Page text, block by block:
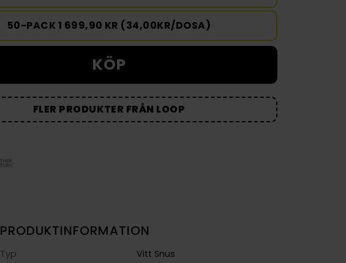
50-PACK 1 699,90 KR (34,00KR/DOSA)
KÖP
FLER PRODUKTER FRÅN LOOP
PRODUKTINFORMATION
Typ
Vitt Snus